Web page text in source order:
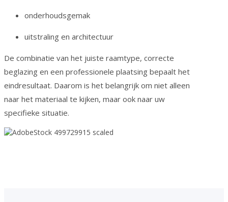
onderhoudsgemak
uitstraling en architectuur
De combinatie van het juiste raamtype, correcte
beglazing en een professionele plaatsing bepaalt het
eindresultaat. Daarom is het belangrijk om niet alleen
naar het materiaal te kijken, maar ook naar uw
specifieke situatie.